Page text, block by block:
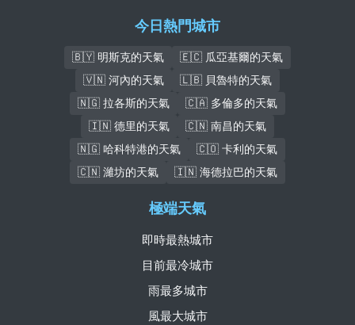
今日熱門城市
🇧🇾 明斯克的天氣
🇪🇨 瓜亞基爾的天氣
🇻🇳 河內的天氣
🇱🇧 貝魯特的天氣
🇳🇬 拉各斯的天氣
🇨🇦 多倫多的天氣
🇮🇳 德里的天氣
🇨🇳 南昌的天氣
🇳🇬 哈科特港的天氣
🇨🇴 卡利的天氣
🇨🇳 濰坊的天氣
🇮🇳 海德拉巴的天氣
極端天氣
即時最熱城市
目前最冷城市
雨最多城市
風最大城市